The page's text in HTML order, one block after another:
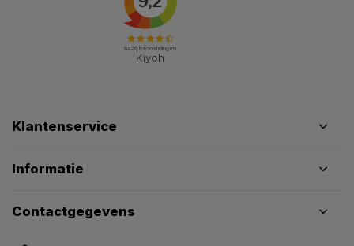
Klantenservice
Informatie
Contactgegevens